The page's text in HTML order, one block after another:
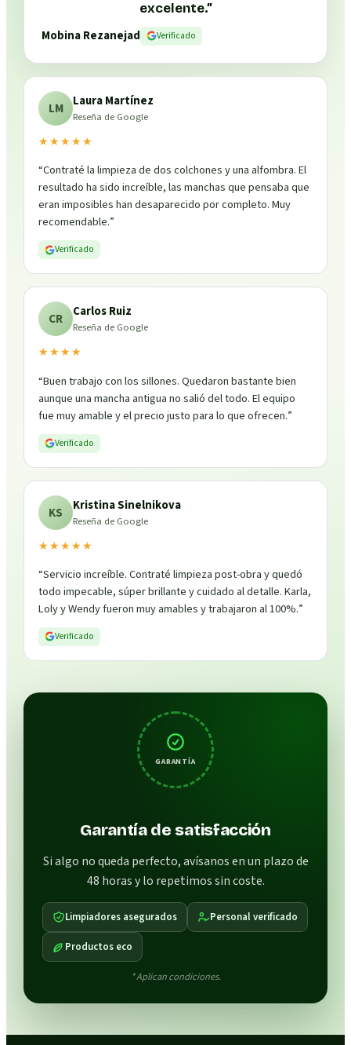
excelente.”
Mobina Rezanejad
Verificado
LM Laura Martínez
Reseña de Google
★★★★★
“Contraté la limpieza de dos colchones y una alfombra. El
resultado ha sido increíble, las manchas que pensaba que
eran imposibles han desaparecido por completo. Muy
recomendable.”
Verificado
CR Carlos Ruiz
Reseña de Google
★★★★
“Buen trabajo con los sillones. Quedaron bastante bien
aunque una mancha antigua no salió del todo. El equipo
fue muy amable y el precio justo para lo que ofrecen.”
Verificado
KS Kristina Sinelnikova
Reseña de Google
★★★★★
“Servicio increíble. Contraté limpieza post-obra y quedó
todo impecable, súper brillante y cuidado al detalle. Karla,
Loly y Wendy fueron muy amables y trabajaron al 100%.”
Verificado
GARANTÍA
Garantía de satisfacción
Si algo no queda perfecto, avísanos en un plazo de
48 horas y lo repetimos sin coste.
Limpiadores asegurados Personal verificado
Productos eco
* Aplican condiciones.